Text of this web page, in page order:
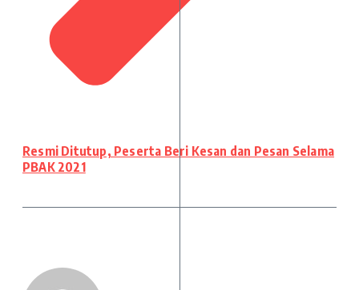
Resmi Ditutup, Peserta Beri Kesan dan Pesan Selama
PBAK 2021